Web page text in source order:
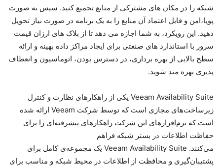
شبکه را در مکان های مشترکی از منابع تجمیع کنید. سپس به صورت
پویا،امن و قابل اعتماد آن منابع را به یک برنامه در صورت نیاز تحویل
دهید. این رویکرد، به شما اجازه می دهد تا از بلاک های ارزان قیمت
سرور با استاندارد های صنعتی برای ایجاد مراکز داده بهینه و ارائه
سطح بالایی از بهره برداری، در دسترس بودن، اتوماسیون و انعطاف
پذیری بهره مند شوید.
Veeam Availability Suite یکی از راهکارهای نظارت و کنترل
زیرساخت‌های مجازی است که توسط شرکت Veeam ارائه شده
است که نرم‌افزارهای این شرکت راهکارهای پیشرفته‌ای را برای
حفاظت اطلاعات در بستر شبکه فراهم
می‌کنند. Veeam Availability Suite یک مجموعه‌ی کامل برای
پشتیبان‌گیری و محافظت از اطلاعات در محیط شبکه و مناسب برای